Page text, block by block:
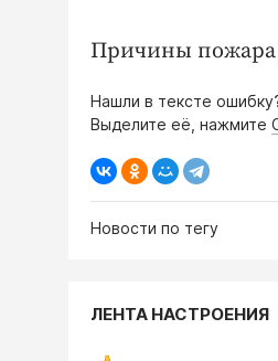
Причины пожара
Нашли в тексте
Выделите её, нажмите
Новости по тегу
ЛЕНТА НАСТРОЕНИЯ